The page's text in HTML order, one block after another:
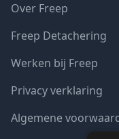
Over Freep
Freep Detachering
Werken bij Freep
Privacy verklaring
Algemene